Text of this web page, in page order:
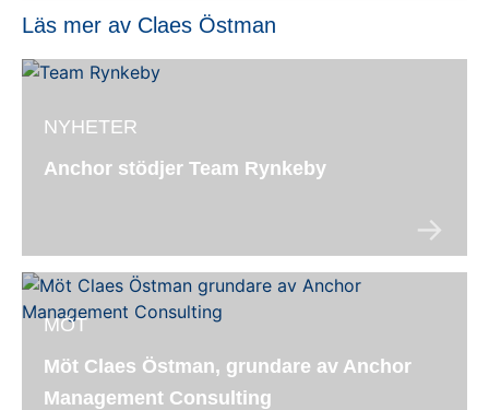
Läs mer av Claes Östman
NYHETER
Anchor stödjer Team Rynkeby
MÖT
Möt Claes Östman, grundare av Anchor
Management Consulting